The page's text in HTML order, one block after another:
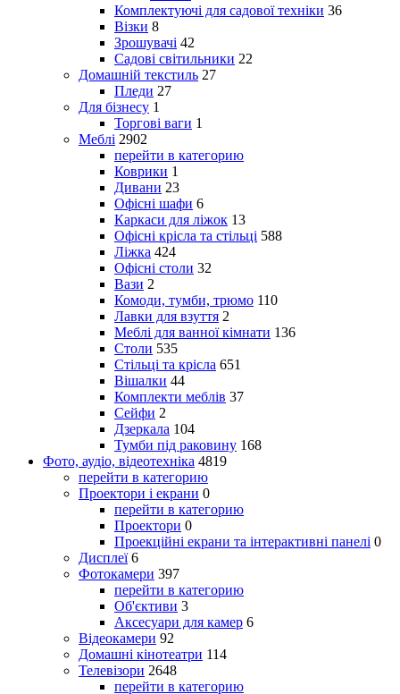
Комплектуючі для садової техніки 36
Візки 8
Зрошувачі 42
Садові світильники 22
Домашній текстиль 27
Пледи 27
Для бізнесу 1
Торгові ваги 1
Меблі 2902
перейти в категорию
Коврики 1
Дивани 23
Офісні шафи 6
Каркаси для ліжок 13
Офісні крісла та стільці 588
Ліжка 424
Офісні столи 32
Вази 2
Комоди, тумби, трюмо 110
Лавки для взуття 2
Меблі для ванної кімнати 136
Столи 535
Стільці та крісла 651
Вішалки 44
Комплекти меблів 37
Сейфи 2
Дзеркала 104
Тумби під раковину 168
Фото, аудіо, відеотехніка 4819
перейти в категорию
Проектори і екрани 0
перейти в категорию
Проектори 0
Проекційні екрани та інтерактивні панелі 0
Дисплеї 6
Фотокамери 397
перейти в категорию
Об'єктиви 3
Аксесуари для камер 6
Відеокамери 92
Домашні кінотеатри 114
Телевізори 2648
перейти в категорию